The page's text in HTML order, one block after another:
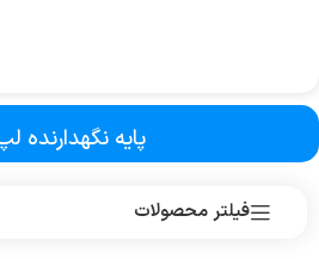
پایه نگهدارنده
فیلتر محصولات